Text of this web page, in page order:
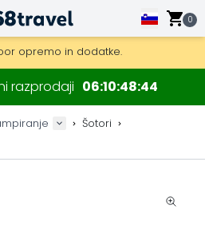
0
noč.
lesene zemljevide in dekoracije.
opremo in dodatke.
razprodaji 06 10 48 44
Šotori